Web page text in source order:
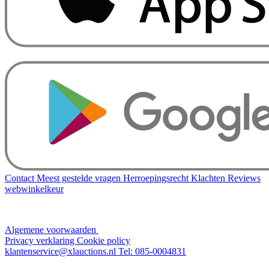
Contact Meest gestelde vragen Herroepingsrecht Klachten Reviews
webwinkelkeur
Algemene voorwaarden
Privacy verklaring Cookie policy
klantenservice@xlauctions.nl Tel: 085-0004831